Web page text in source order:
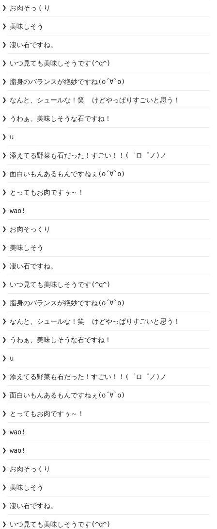
お肉そっくり
凄い石ですね。
いつ見ても美味しそうです(^q^)
脂身のバランスが絶妙ですね(о´∀`о)
なんと、シュールな！笑  けどやっぱりすごいと思う！
うわぁ、美味しそうな石ですね！
u
添えてる野菜も石だった！すごい！！(゜ロ゜ノ)ノ
面白いもんあるもんですねぇ(о´∀`о)
とってもお肉ですぅ～！
wao!
お肉そっくり
凄い石ですね。
いつ見ても美味しそうです(^q^)
脂身のバランスが絶妙ですね(о´∀`о)
なんと、シュールな！笑  けどやっぱりすごいと思う！
うわぁ、美味しそうな石ですね！
u
添えてる野菜も石だった！すごい！！(゜ロ゜ノ)ノ
面白いもんあるもんですねぇ(о´∀`о)
とってもお肉ですぅ～！
wao!
wao!
お肉そっくり
凄い石ですね。
いつ見ても美味しそうです(^q^)